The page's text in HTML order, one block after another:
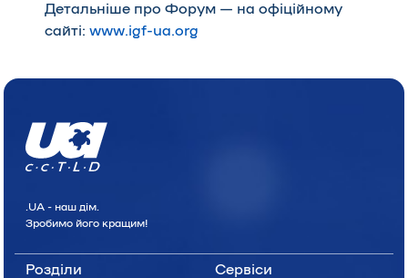
Детальніше про Форум — на офіційному
сайті:www.igf-ua.org
.UA - наш дiм.
Зробимо його кращим!
Розділи Сервіси